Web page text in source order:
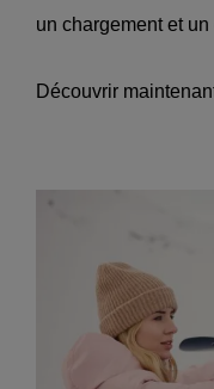
un chargement et
Découvrir